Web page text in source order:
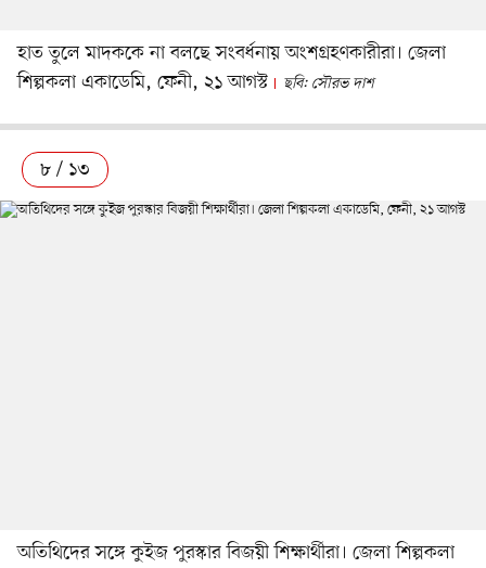
হাত তুলে মাদককে না বলছে সংবর্ধনায় অংশগ্রহণকারীরা। জেলা
শিল্পকলা একাডেমি, ফেনী, ২১ আগস্ট
ছবি: সৌরভ দাশ
৮ / ১৩
অতিথিদের সঙ্গে কুইজ পুরস্কার বিজয়ী শিক্ষার্থীরা। জেলা শিল্পকলা